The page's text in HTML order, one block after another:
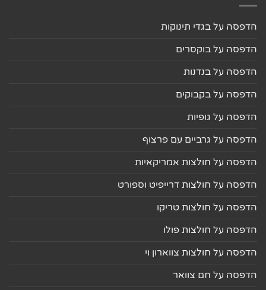
הדפסה על בגדי תינוקות
הדפסה על בוקסרים
הדפסה על בנדנות
הדפסה על בקבוקים
הדפסה על גופיות
הדפסה על גרביים עם פרצוף
הדפסה על חולצות אמריקאיות
הדפסה על חולצות דרייפיט וספורט
הדפסה על חולצות טריקו
הדפסה על חולצות פולו
הדפסה על חולצות צווארון וי
הדפסה על חם צוואר